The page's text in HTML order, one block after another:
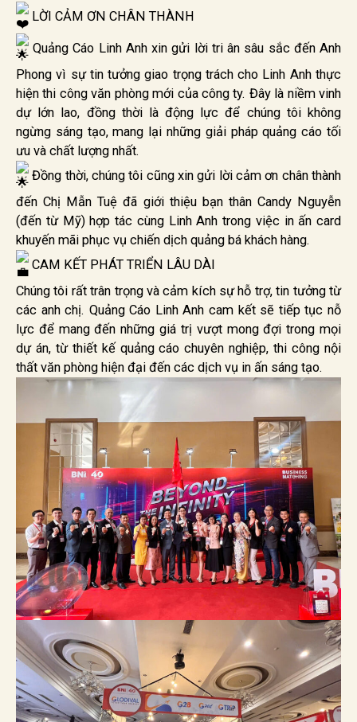
LỜI CẢM ƠN CHÂN THÀNH
Quảng Cáo Linh Anh xin gửi lời tri ân sâu sắc đến Anh
Phong vì sự tin tưởng giao trọng trách cho Linh Anh thực
hiện thi công văn phòng mới của công ty. Đây là niềm vinh
dự lớn lao, đồng thời là động lực để chúng tôi không
ngừng sáng tạo, mang lại những giải pháp quảng cáo tối
ưu và chất lượng nhất.
Đồng thời, chúng tôi cũng xin gửi lời cảm ơn chân thành
đến Chị Mẫn Tuệ đã giới thiệu bạn thân Candy Nguyễn
(đến từ Mỹ) hợp tác cùng Linh Anh trong việc in ấn card
khuyến mãi phục vụ chiến dịch quảng bá khách hàng.
CAM KẾT PHÁT TRIỂN LÂU DÀI
Chúng tôi rất trân trọng và cảm kích sự hỗ trợ, tin tưởng từ
các anh chị. Quảng Cáo Linh Anh cam kết sẽ tiếp tục nỗ
lực để mang đến những giá trị vượt mong đợi trong mọi
dự án, từ thiết kế quảng cáo chuyên nghiệp, thi công nội
thất văn phòng hiện đại đến các dịch vụ in ấn sáng tạo.